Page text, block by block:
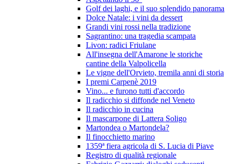
Golf dei laghi, e il suo splendido panorama
Dolce Natale: i vini da dessert
Grandi vini rossi nella tradizione
Sagrantino: una tragedia scampata
Livon: radici Friulane
All'insegna dell'Amarone le storiche
cantine della Valpolicella
Le vigne dell'Orvieto, tremila anni di storia
I premi Carpenè 2019
Vino... e furono tutti d'accordo
Il radicchio si diffonde nel Veneto
Il radicchio in cucina
Il mascarpone di Lattera Soligo
Martondea o Martondela?
Il finocchietto marino
1359ª fiera agricola di S. Lucia di Piave
Registro di qualità regionale